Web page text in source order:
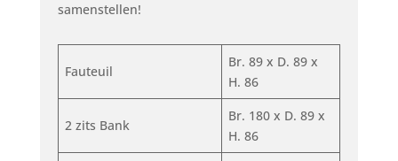
samenstellen!
Fauteuil
Br. 89 x D. 89 x
H. 86
2 zits Bank
Br. 180 x D. 89 x
H. 86